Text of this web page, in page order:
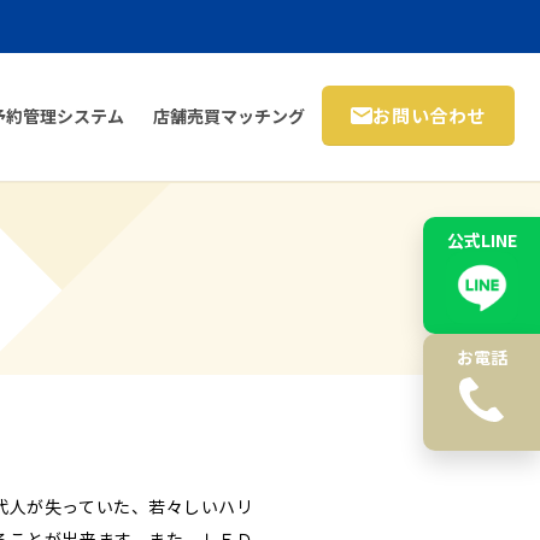
約管理システム 店舗売買マッチング お問い合わせ
公式LINE
お電話
が失っていた、若々しいハリ